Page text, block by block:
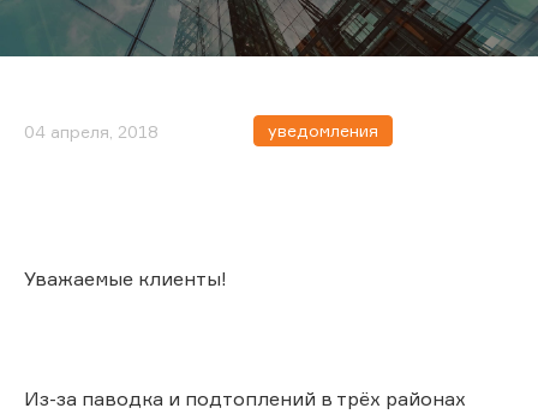
04 апреля, 2018 уведомления
Уважаемые клиенты!
Из-за паводка и подтоплений в трёх районах